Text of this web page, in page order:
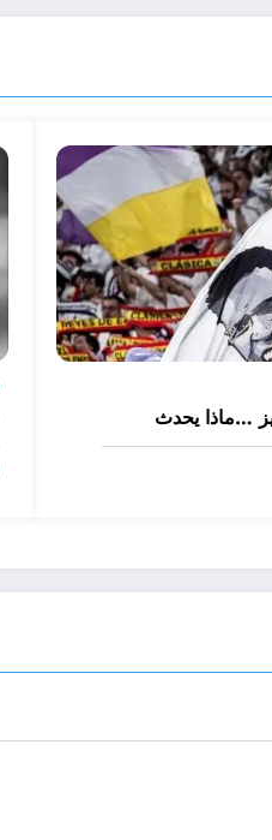
…ماذا يحدث